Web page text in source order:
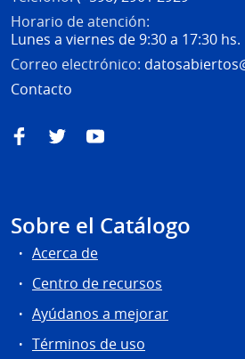
Horario de atención:
Lunes a viernes de 9:30 a 17:30 hs.
Correo electrónico:
Contacto
FacebookTwitterYouTube
Sobre el Catálogo
Acerca de
Centro de recursos
Ayúdanos a mejorar
Términos de uso